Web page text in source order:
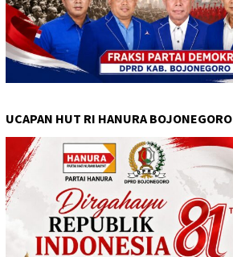
UCAPAN HUT RI HANURA BOJONEGORO